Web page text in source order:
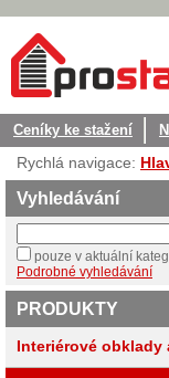
Vyhledávání
pouze v aktuální
Podrobné vyhledávání
PRODUKTY
Interiérové obklady
Rychlá navigace:
Ceníky ke stažení